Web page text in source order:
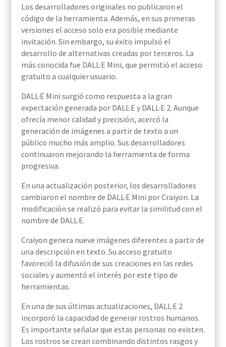
Los desarrolladores originales no publicaron el
código de la herramienta. Además, en sus primeras
versiones el acceso solo era posible mediante
invitación. Sin embargo, su éxito impulsó el
desarrollo de alternativas creadas por terceros. La
más conocida fue DALL·E Mini, que permitió el acceso
gratuito a cualquier usuario.
DALL·E Mini surgió como respuesta a la gran
expectación generada por DALL·E y DALL·E 2. Aunque
ofrecía menor calidad y precisión, acercó la
generación de imágenes a partir de texto a un
público mucho más amplio. Sus desarrolladores
continuaron mejorando la herramienta de forma
progresiva.
En una actualización posterior, los desarrolladores
cambiaron el nombre de DALL·E Mini por Craiyon. La
modificación se realizó para evitar la similitud con el
nombre de DALL·E.
Craiyon genera nueve imágenes diferentes a partir de
una descripción en texto. Su acceso gratuito
favoreció la difusión de sus creaciones en las redes
sociales y aumentó el interés por este tipo de
herramientas.
En una de sus últimas actualizaciones, DALL·E 2
incorporó la capacidad de generar rostros humanos.
Es importante señalar que estas personas no existen.
Los rostros se crean combinando distintos rasgos y